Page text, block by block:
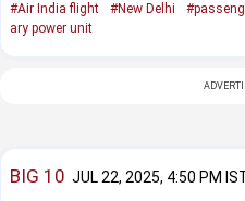
#Air India flight #New Delhi
ary power unit
BIG 10 JUL 22, 2025, 4:50 PM